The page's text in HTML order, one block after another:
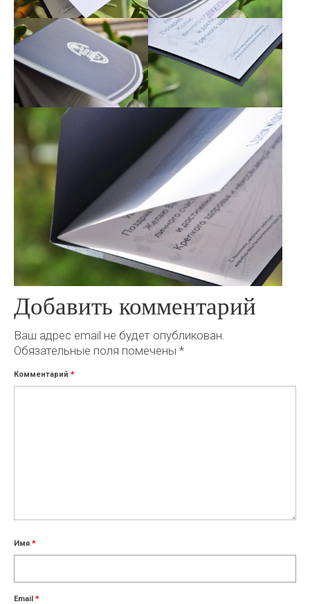
Добавить комментарий
Ваш адрес email не будет опубликован.
Обязательные поля помечены *
Комментарий *
Имя *
Email *